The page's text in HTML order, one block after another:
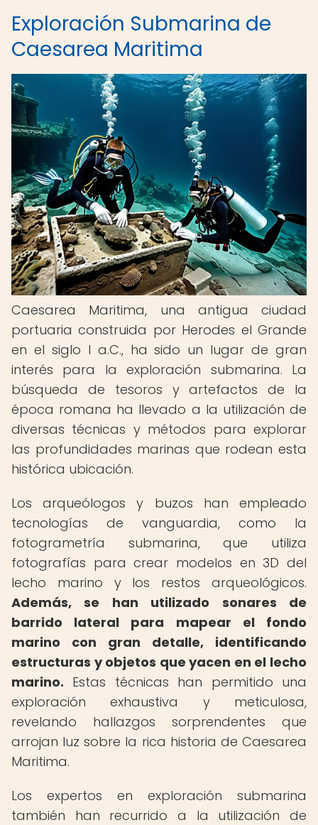
Exploración Submarina de
Caesarea Maritima
Caesarea Maritima, una antigua ciudad
portuaria construida por Herodes el Grande
en el siglo I a.C., ha sido un lugar de gran
interés para la exploración submarina. La
búsqueda de tesoros y artefactos de la
época romana ha llevado a la utilización de
diversas técnicas y métodos para explorar
las profundidades marinas que rodean esta
histórica ubicación.
Los arqueólogos y buzos han empleado
tecnologías de vanguardia, como la
fotogrametría submarina, que utiliza
fotografías para crear modelos en 3D del
lecho marino y los restos arqueológicos.
Además, se han utilizado sonares de
barrido lateral para mapear el fondo
marino con gran detalle, identificando
estructuras y objetos que yacen en el lecho
marino. Estas técnicas han permitido una
exploración exhaustiva y meticulosa,
revelando hallazgos sorprendentes que
arrojan luz sobre la rica historia de Caesarea
Maritima.
Los expertos en exploración submarina
también han recurrido a la utilización de